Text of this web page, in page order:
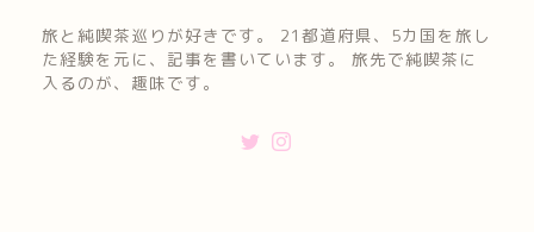
旅と純喫茶巡りが好きです。 21都道府県、5カ国を旅し
た経験を元に、記事を書いています。 旅先で純喫茶に
入るのが、趣味です。